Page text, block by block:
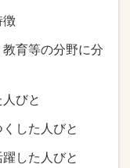
徴
教育等の分野に分
びと
した人びと
した人びと